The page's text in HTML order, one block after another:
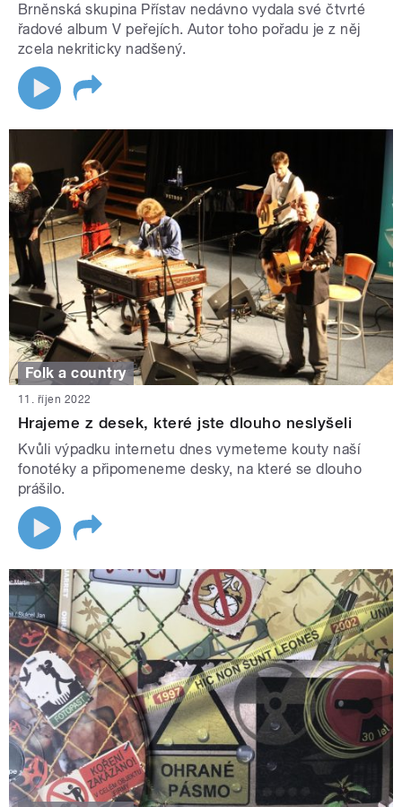
Brněnská skupina Přístav nedávno vydala své čtvrté
řadové album V peřejích. Autor toho pořadu je z něj
zcela nekriticky nadšený.
Folk a country
11. říjen 2022
Hrajeme z desek, které jste dlouho neslyšeli
Kvůli výpadku internetu dnes vymeteme kouty naší
fonotéky a připomeneme desky, na které se dlouho
prášilo.